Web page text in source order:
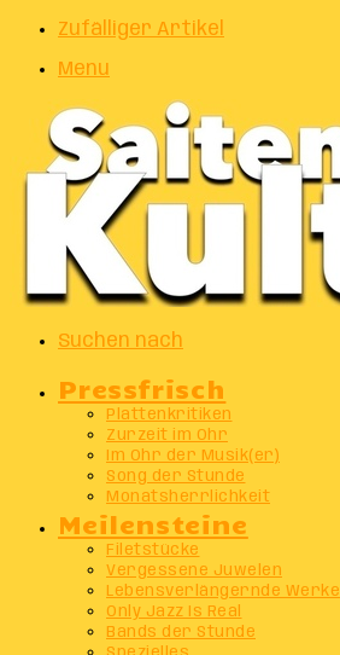
Zufälliger Artikel
Menu
Suchen nach
Pressfrisch
Plattenkritiken
Zurzeit im Ohr
Im Ohr der Musik(er)
Song der Stunde
Monatsherrlichkeit
Meilensteine
Filetstücke
Vergessene Juwelen
Lebensverlängernde Werke
Only Jazz Is Real
Bands der Stunde